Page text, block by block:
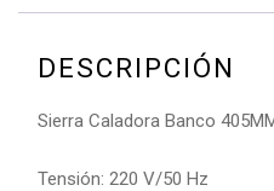
DESCRIPCIÓN
Sierra Caladora Banco
Tensión: 220 V/50 Hz